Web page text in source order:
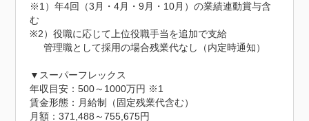
※1）年4回（3月・4月・9月・10月）の業績連動賞与含
む
※2）役職に応じて上位役職手当を追加で支給
     管理職として採用の場合残業代なし（内定時通知）
▼スーパーフレックス
年収目安：500～1000万円 ※1
賃金形態：月給制（固定残業代含む）
月額：371,488～755,675円